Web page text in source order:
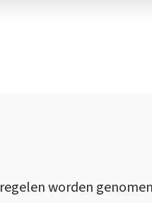
worden